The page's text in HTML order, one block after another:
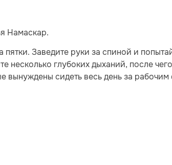
Намаскар.
Заведите руки за спиной и
несколько глубоких дыханий, после
вынуждены сидеть весь день за